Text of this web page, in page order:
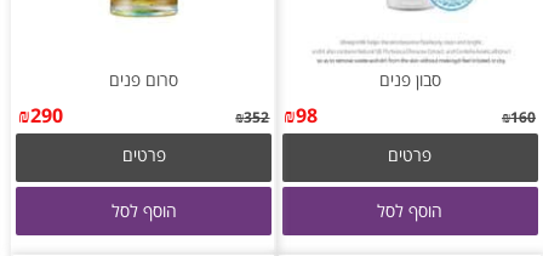
סבון פנים
₪160
₪98
פרטים
הוסף לסל
סרום פנים
₪352
₪290
פרטים
הוסף לסל